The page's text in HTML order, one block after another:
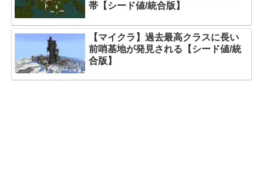
帯【シード値/統合版】
【マイクラ】過去最高クラスに長い
前哨基地が発見される【シード値/統
合版】